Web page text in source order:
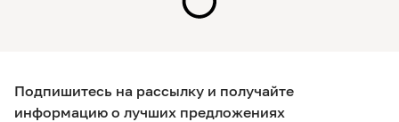
Подпишитесь на рассылку и получайте
информацию о лучших предложениях